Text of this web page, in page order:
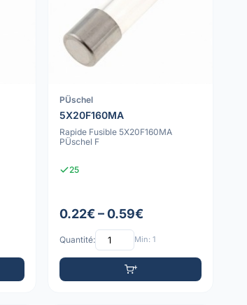
PÜschel
5X20F160MA
Rapide Fusible 5X20F160MA
PÜschel F
25
0.22€ – 0.59€
Quantité: Min: 1